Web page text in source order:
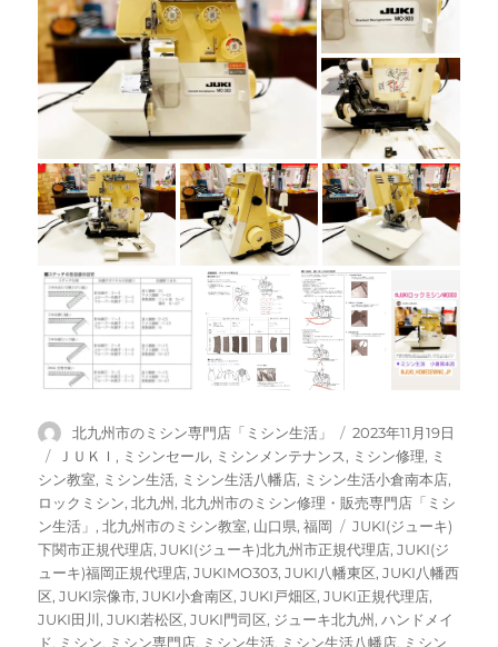
投
稿
者
北九州市のミシン専門店「ミシン生活」
投
稿
日:
2023年11月19日
カ
テ
ゴ
リ
ー
ＪＵＫＩ , ミシンセール, ミシンメンテナンス, ミシン修理, ミ
シン教室, ミシン生活, ミシン生活八幡店, ミシン生活小倉南本店,
ロックミシン,北九州 ,北九州市のミシン修理・販売専門店「ミシ
ン生活」 ,北九州市のミシン教室, 山口県,福岡
タ
グ
JUKI(ジューキ)
下関市正規代理店,JUKI(ジューキ)北九州市正規代理店,JUKI(ジ
ューキ)福岡正規代理店,JUKIMO303,JUKI八幡東区,JUKI八幡西
区,JUKI宗像市,JUKI小倉南区,JUKI戸畑区,JUKI正規代理店,
JUKI田川,JUKI若松区,JUKI門司区, ジューキ北九州 ,ハンドメイ
ド, ミシン, ミシン専門店, ミシン生活, ミシン生活八幡店, ミシン